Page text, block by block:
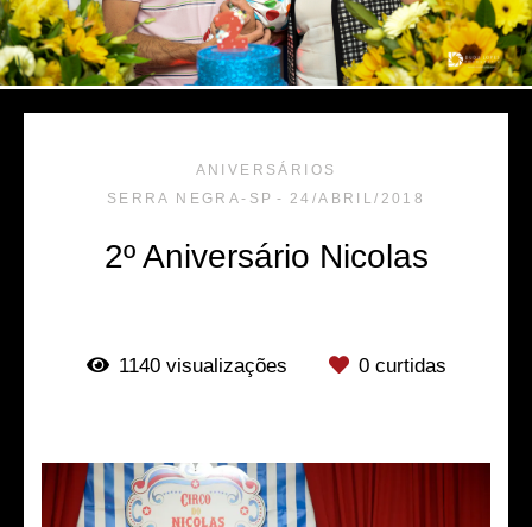
ANIVERSÁRIOS
SERRA NEGRA-SP
24/ABRIL/2018
2º Aniversário Nicolas
1140visualizações 0curtidas